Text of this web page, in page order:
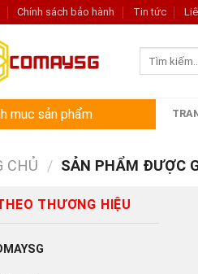
Chính sách bảo hành Tin tức
mục sản phẩm
CHỦ / SẢN PHẨM ĐƯỢC
THƯƠNG HIỆU